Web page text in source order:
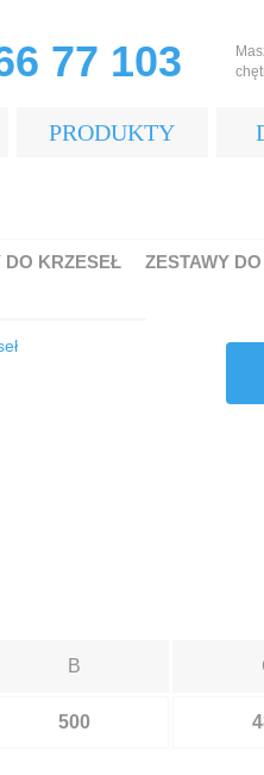
77 103
PRODUKTY
DO KRZESEŁ ZESTAWY
B
500